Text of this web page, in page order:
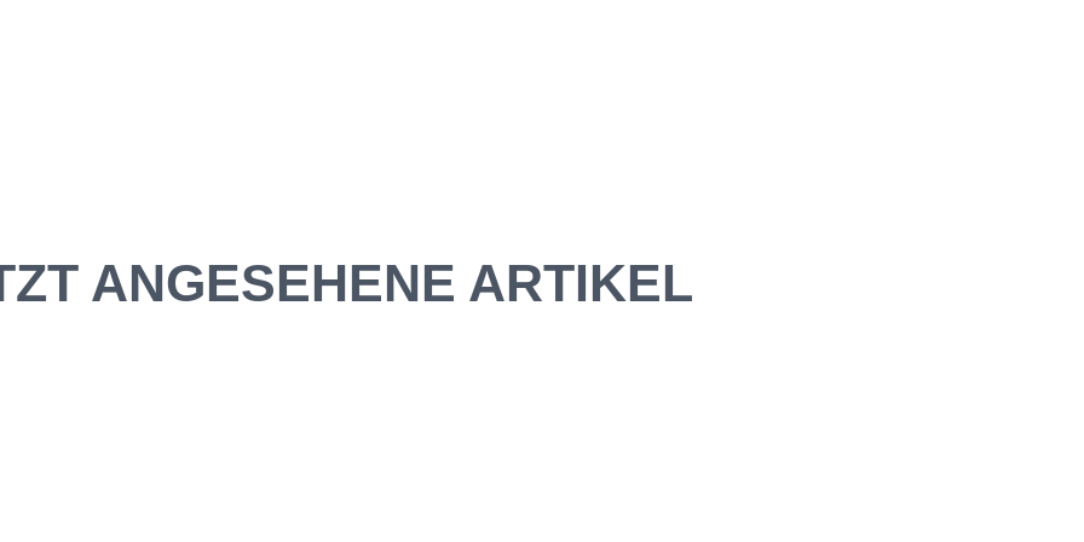
ANGESEHENE ARTIKEL